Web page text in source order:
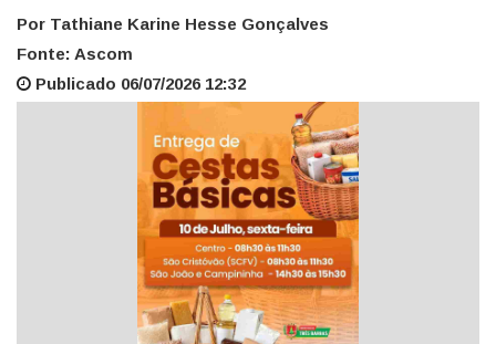
Por Tathiane Karine Hesse Gonçalves
Fonte: Ascom
Publicado 06/07/2026 12:32